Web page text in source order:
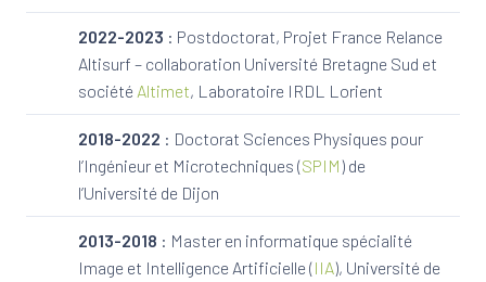
2022-2023 : Postdoctorat, Projet France Relance
Altisurf – collaboration Université Bretagne Sud et
société Altimet, Laboratoire IRDL Lorient
2018-2022 : Doctorat Sciences Physiques pour
l’Ingénieur et Microtechniques (SPIM) de
l’Université de Dijon
2013-2018 : Master en informatique spécialité
Image et Intelligence Artificielle (IIA), Université de